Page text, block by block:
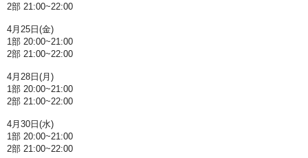
2部 21:00~22:00
4月25日(金)
1部 20:00~21:00
2部 21:00~22:00
4月28日(月)
1部 20:00~21:00
2部 21:00~22:00
4月30日(水)
1部 20:00~21:00
2部 21:00~22:00